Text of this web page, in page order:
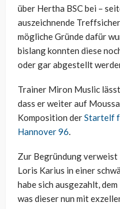
über Hertha BSC bei –
auszeichnende
mögliche Gründe dafür
bislang konnten diese
oder gar abgestellt
Trainer Miron Muslic
dass er weiter auf
Komposition derStartelf
Hannover 96.
Zur Begründung verweist
Loris Karius in einer
habe sich ausgezahlt,
was dieser nun mit